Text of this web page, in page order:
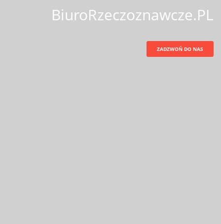
BiuroRzeczoznawcze.PL
ZADZWOŃ DO NAS